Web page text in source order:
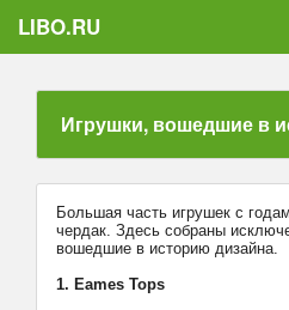
LIBO.RU
Голосования
Букофки
Игрушки, вошедшие в
Большая часть игрушек с
чердак. Здесь собраны
вошедшие в историю дизайна.
1. Eames Tops